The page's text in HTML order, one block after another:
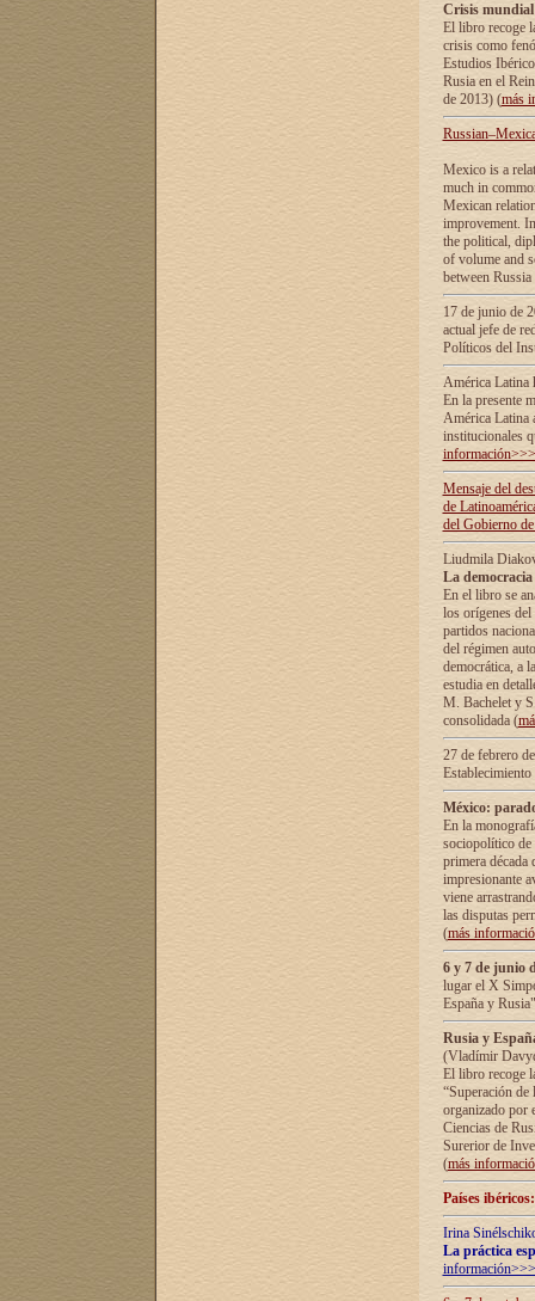
Crisis
El libro recoge
crisis como
Estudios
Rusia en el
de 2013) (más
Mexico is a
much in
Mexican
improvement.
the political,
of volume and
between
17 de junio de
actual jefe de
Políticos del
América Latina
En la presente
América Latina
institucionales
información>>>
Mensaje del
de
del Gobierno
Liudmila
La
En el libro se
los orígenes
partidos
del régimen
democrática, а
estudia en
М. Bachelet у
consolidada (
27 de febrero
México:
En la
sociopolítico de
primera década
impresionante
viene
las disputas
(más
6 y 7 de junio
lugar el X
España y
Rusia y
(Vladímir
El libro recoge
“Superación
organizado por
Ciencias de
Surerior de
(más
Países
Irina
La práctica
información>>>